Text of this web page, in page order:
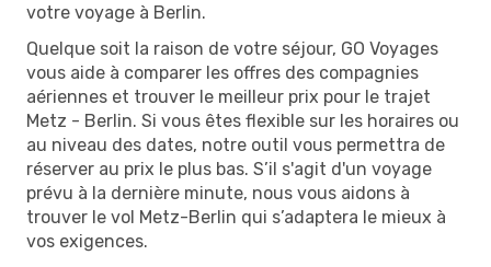
votre voyage à Berlin.
Quelque soit la raison de votre séjour, GO Voyages
vous aide à comparer les offres des compagnies
aériennes et trouver le meilleur prix pour le trajet
Metz - Berlin. Si vous êtes flexible sur les horaires ou
au niveau des dates, notre outil vous permettra de
réserver au prix le plus bas. S’il s'agit d'un voyage
prévu à la dernière minute, nous vous aidons à
trouver le vol Metz-Berlin qui s’adaptera le mieux à
vos exigences.